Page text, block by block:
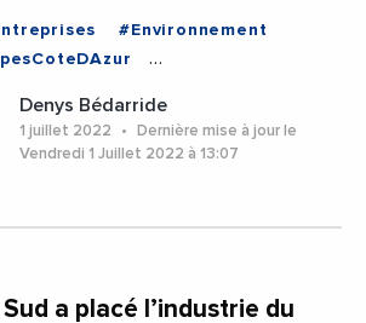
#Environnement
#ProvenceAlpesCoteDAzur
Denys Bédarride
1 juillet 2022
Dernière mise à jour le
Vendredi 1 Juillet 2022 à 13:07
Sud a placé l’industrie du